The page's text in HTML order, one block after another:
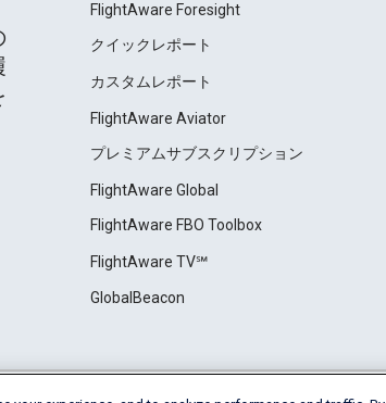
FlightAware Foresight
クイックレポート
カスタムレポート
FlightAware Aviator
プレミアムサブスクリプション
FlightAware Global
FlightAware FBO Toolbox
FlightAware TV℠
GlobalBeacon